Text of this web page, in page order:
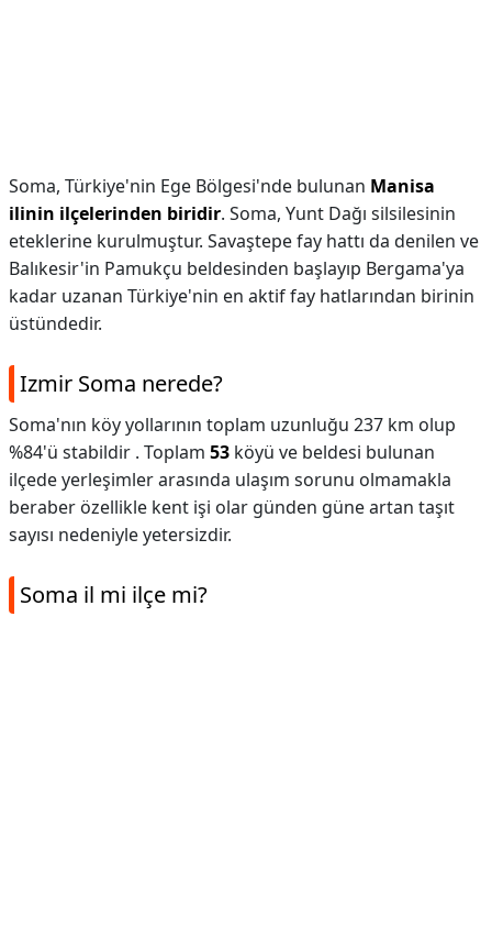
Soma, Türkiye'nin Ege Bölgesi'nde bulunan Manisa
ilinin ilçelerinden biridir. Soma, Yunt Dağı silsilesinin
eteklerine kurulmuştur. Savaştepe fay hattı da denilen ve
Balıkesir'in Pamukçu beldesinden başlayıp Bergama'ya
kadar uzanan Türkiye'nin en aktif fay hatlarından birinin
üstündedir.
Izmir Soma nerede?
Soma'nın köy yollarının toplam uzunluğu 237 km olup
%84'ü stabildir . Toplam 53 köyü ve beldesi bulunan
ilçede yerleşimler arasında ulaşım sorunu olmamakla
beraber özellikle kent işi olar günden güne artan taşıt
sayısı nedeniyle yetersizdir.
Soma il mi ilçe mi?